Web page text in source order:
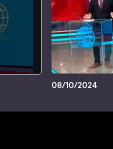
08/10/2024